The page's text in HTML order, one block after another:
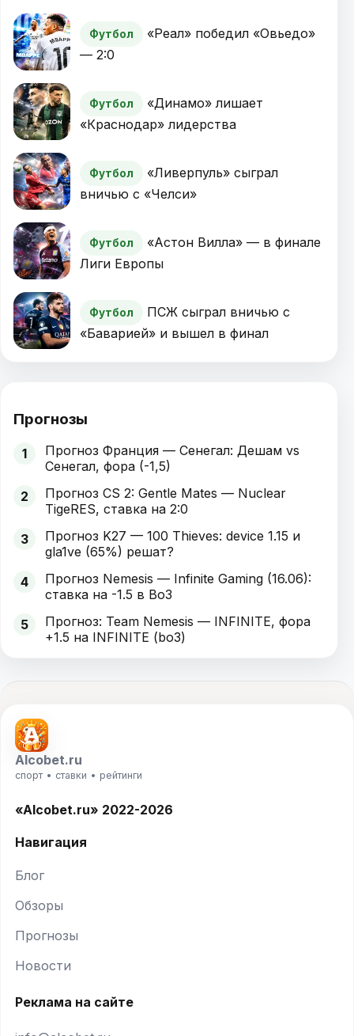
Футбол
«Реал» победил «Овьедо»
— 2:0
Футбол
«Динамо» лишает
«Краснодар» лидерства
Футбол
«Ливерпуль» сыграл
вничью с «Челси»
Футбол
«Астон Вилла» — в финале
Лиги Европы
Футбол
ПСЖ сыграл вничью с
«Баварией» и вышел в финал
Прогнозы
1
Прогноз Франция — Сенегал: Дешам vs
Сенегал, фора (-1,5)
2
Прогноз CS 2: Gentle Mates — Nuclear
TigeRES, ставка на 2:0
3
Прогноз K27 — 100 Thieves: device 1.15 и
gla1ve (65%) решат?
4
Прогноз Nemesis — Infinite Gaming (16.06):
ставка на -1.5 в Bo3
5
Прогноз: Team Nemesis — INFINITE, фора
+1.5 на INFINITE (bo3)
Alcobet.ru
спорт • ставки • рейтинги
«Alcobet.ru» 2022-2026
Навигация
Блог
Обзоры
Прогнозы
Новости
Реклама на сайте